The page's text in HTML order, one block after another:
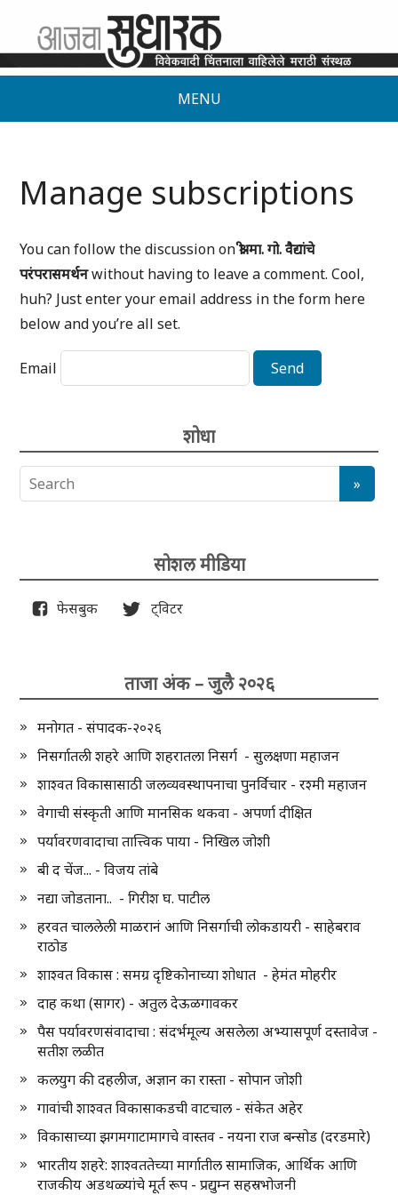
MENU
Manage subscriptions
You can follow the discussion onश्री. मा. गो. वैद्यांचे
परंपरासमर्थनwithout having to leave a comment. Cool,
huh? Just enter your email address in the form here
below and you’re all set.
Email
शोधा
सोशल मीडिया
फेसबुक ट्विटर
ताजा अंक – जुलै २०२६
मनोगत - संपादक-२०२६
निसर्गातली शहरे आणि शहरातला निसर्ग - सुलक्षणा महाजन
शाश्वत विकासासाठी जलव्यवस्थापनाचा पुनर्विचार - रश्मी महाजन
वेगाची संस्कृती आणि मानसिक थकवा - अपर्णा दीक्षित
पर्यावरणवादाचा तात्त्विक पाया - निखिल जोशी
बी द चेंज... - विजय तांबे
नद्या जोडताना.. - गिरीश घ. पाटील
हरवत चाललेली माळरानं आणि निसर्गाची लोकडायरी - साहेबराव
राठोड
शाश्वत विकास : समग्र दृष्टिकोनाच्या शोधात - हेमंत मोहरीर
दाह कथा (सागर) - अतुल देऊळगावकर
पैस पर्यावरणसंवादाचा : संदर्भमूल्य असलेला अभ्यासपूर्ण दस्तावेज -
सतीश लळीत
कलयुग की दहलीज, अज्ञान का रास्ता - सोपान जोशी
गावांची शाश्वत विकासाकडची वाटचाल - संकेत अहेर
विकासाच्या झगमगाटामागचे वास्तव - नयना राज बन्सोड (दरडमारे)
भारतीय शहरे: शाश्वततेच्या मार्गातील सामाजिक, आर्थिक आणि
राजकीय अडथळ्यांचे मूर्त रूप - प्रद्युम्न सहस्रभोजनी